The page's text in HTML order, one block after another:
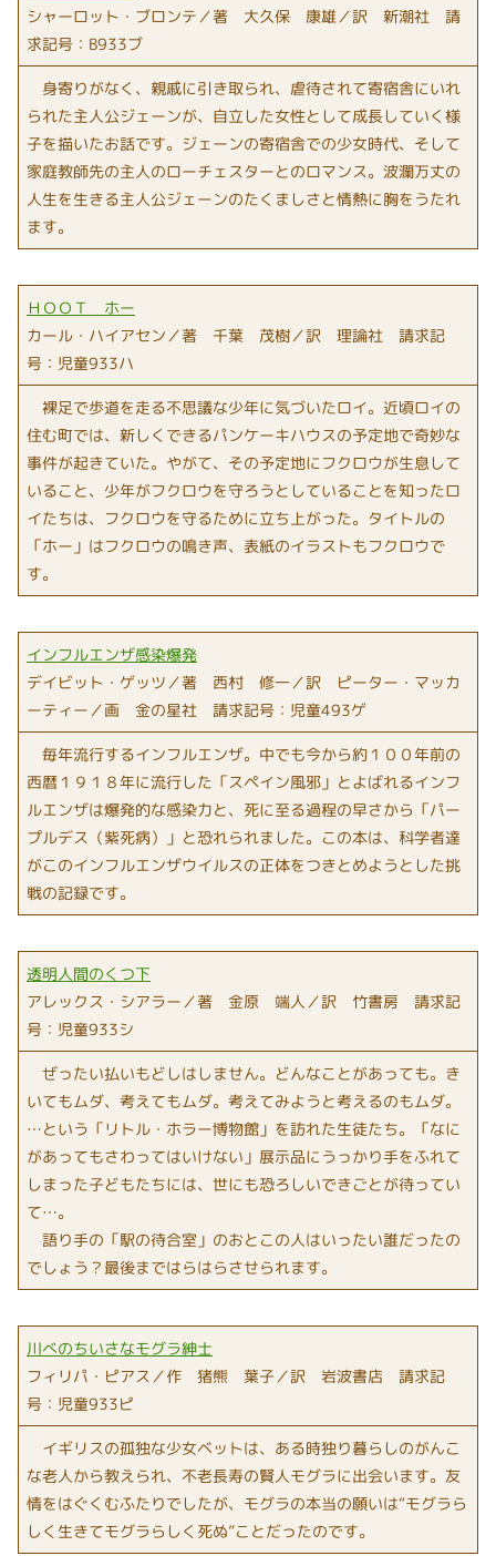
シャーロット・ブロンテ／著 大久保 康雄／訳 新潮社 請
求記号：B933ブ
身寄りがなく、親戚に引き取られ、虐待されて寄宿舎にいれ
られた主人公ジェーンが、自立した女性として成長していく様
子を描いたお話です。ジェーンの寄宿舎での少女時代、そして
家庭教師先の主人のローチェスターとのロマンス。波瀾万丈の
人生を生きる主人公ジェーンのたくましさと情熱に胸をうたれ
ます。
ＨＯＯＴ ホー
カール・ハイアセン／著 千葉 茂樹／訳 理論社 請求記
号：児童933ハ
裸足で歩道を走る不思議な少年に気づいたロイ。近頃ロイの
住む町では、新しくできるパンケーキハウスの予定地で奇妙な
事件が起きていた。やがて、その予定地にフクロウが生息して
いること、少年がフクロウを守ろうとしていることを知ったロ
イたちは、フクロウを守るために立ち上がった。タイトルの
「ホー」はフクロウの鳴き声、表紙のイラストもフクロウで
す。
インフルエンザ感染爆発
デイビット・ゲッツ／著 西村 修一／訳 ピーター・マッカ
ーティー／画 金の星社 請求記号：児童493ゲ
毎年流行するインフルエンザ。中でも今から約１００年前の
西暦１９１８年に流行した「スペイン風邪」とよばれるインフ
ルエンザは爆発的な感染力と、死に至る過程の早さから「パー
プルデス（紫死病）」と恐れられました。この本は、科学者達
がこのインフルエンザウイルスの正体をつきとめようとした挑
戦の記録です。
透明人間のくつ下
アレックス・シアラー／著 金原 端人／訳 竹書房 請求記
号：児童933シ
ぜったい払いもどしはしません。どんなことがあっても。き
いてもムダ、考えてもムダ。考えてみようと考えるのもムダ。
…という「リトル・ホラー博物館」を訪れた生徒たち。「なに
があってもさわってはいけない」展示品にうっかり手をふれて
しまった子どもたちには、世にも恐ろしいできごとが待ってい
て…。
語り手の「駅の待合室」のおとこの人はいったい誰だったの
でしょう？最後まではらはらさせられます。
川べのちいさなモグラ紳士
フィリパ・ピアス／作 猪熊 葉子／訳 岩波書店 請求記
号：児童933ピ
イギリスの孤独な少女ベットは、ある時独り暮らしのがんこ
な老人から教えられ、不老長寿の賢人モグラに出会います。友
情をはぐくむふたりでしたが、モグラの本当の願いは“モグラら
しく生きてモグラらしく死ぬ”ことだったのです。